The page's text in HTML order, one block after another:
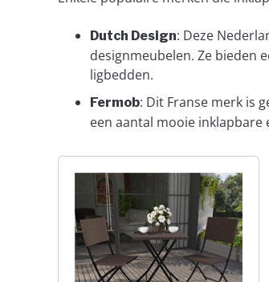
Dutch Design: Deze
designmeubelen. Ze bieden
ligbedden.
Fermob: Dit Franse merk is
een aantal mooie inklapbare